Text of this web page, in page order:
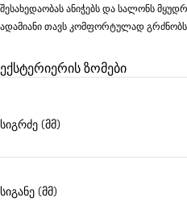
შესახედაობას ანიჭებს და სალონს
ადამიანი თავს კომფორტულად გრძნობს.
ექსტერიერის ზომები
სიგრძე (მმ)
სიგანე (მმ)